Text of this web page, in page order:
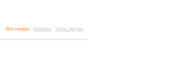
Все товары Новинки Хиты продаж